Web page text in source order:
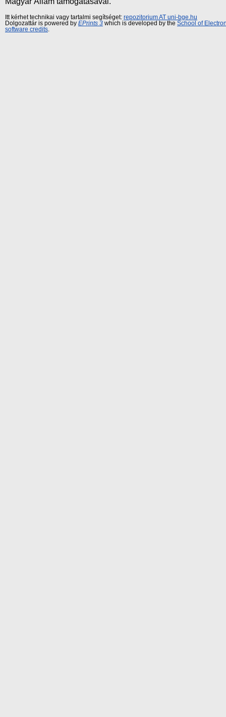
Itt kérhet technikai vagy tartalmi segítséget: repozitorium AT uni-bge.hu
Dolgozattár is powered by EPrints 3 which is developed by the School of
software credits